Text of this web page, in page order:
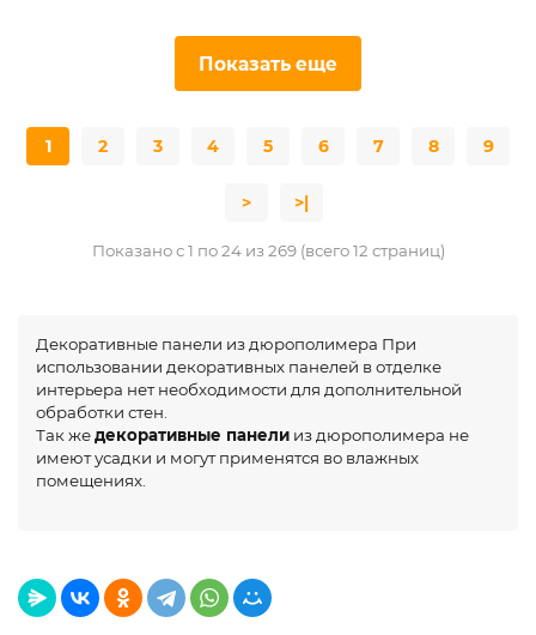
Показать еще
1 2 3 4 5 6 7 8 9
> >|
Показано с 1 по 24 из 269 (всего 12 страниц)
Декоративные панели из дюрополимера При
использовании декоративных панелей в отделке
интерьера нет необходимости для дополнительной
обработки стен.
Так жедекоративные панели из дюрополимера не
имеют усадки и могут применятся во влажных
помещениях.